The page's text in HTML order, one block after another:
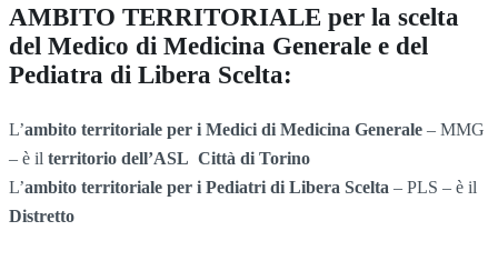
AMBITO TERRITORIALE per la scelta
del Medico di Medicina Generale e del
Pediatra di Libera Scelta:
L’ambito territoriale per i Medici di Medicina Generale – MMG
– è il territorio dell’ASL Città di Torino
L’ambito territoriale per i Pediatri di Libera Scelta – PLS – è il
Distretto